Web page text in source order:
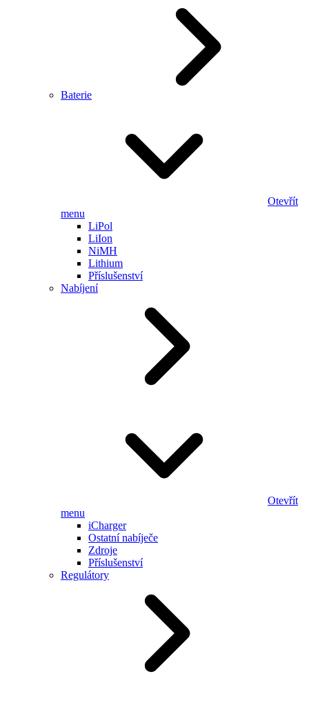
Baterie
Otevřít
menu
LiPol
LiIon
NiMH
Lithium
Příslušenství
Nabíjení
Otevřít
menu
iCharger
Ostatní nabíječe
Zdroje
Příslušenství
Regulátory